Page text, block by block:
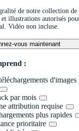
de notre collection de
illustrations autorisés
Vidéo non incluse.
vous maintenant
:
d'images
par mois
attribution requise
plus rapides
prioritaire